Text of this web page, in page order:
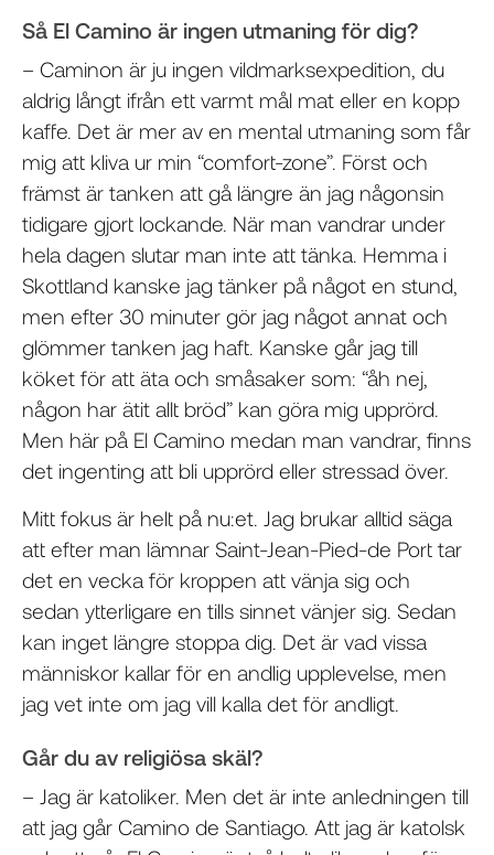
Så El Camino är ingen utmaning för dig?
– Caminon är ju ingen vildmarksexpedition, du
aldrig långt ifrån ett varmt mål mat eller en kopp
kaffe. Det är mer av en mental utmaning som får
mig att kliva ur min “comfort-zone”. Först och
främst är tanken att gå längre än jag någonsin
tidigare gjort lockande. När man vandrar under
hela dagen slutar man inte att tänka. Hemma i
Skottland kanske jag tänker på något en stund,
men efter 30 minuter gör jag något annat och
glömmer tanken jag haft. Kanske går jag till
köket för att äta och småsaker som: “åh nej,
någon har ätit allt bröd” kan göra mig upprörd.
Men här på El Camino medan man vandrar, finns
det ingenting att bli upprörd eller stressad över.
Mitt fokus är helt på nu:et. Jag brukar alltid säga
att efter man lämnar Saint-Jean-Pied-de Port tar
det en vecka för kroppen att vänja sig och
sedan ytterligare en tills sinnet vänjer sig. Sedan
kan inget längre stoppa dig. Det är vad vissa
människor kallar för en andlig upplevelse, men
jag vet inte om jag vill kalla det för andligt.
Går du av religiösa skäl?
– Jag är katoliker. Men det är inte anledningen till
att jag går Camino de Santiago. Att jag är katolsk